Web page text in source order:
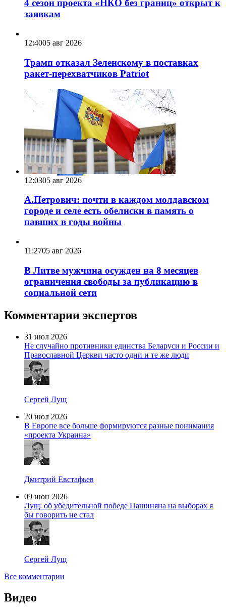
4 сезон проекта «НКО без границ» открыт к
заявкам
12:4005 авг 2026
Трамп отказал Зеленскому в поставках
ракет-перехватчиков Patriot
12:0305 авг 2026
А.Петрович: почти в каждом молдавском
городе и селе есть обелиски в память о
павших в годы войны
11:2705 авг 2026
В Литве мужчина осужден на 8 месяцев
ограничения свободы за публикацию в
социальной сети
Комментарии экспертов
31 июл 2026
Не случайно противники единства Беларуси и России и
Православной Церкви часто одни и те же люди
Сергей Лущ
20 июл 2026
В Европе все больше формируются разные понимания
«проекта Украина»
Дмитрий Евстафьев
09 июн 2026
Лущ: об убедительной победе Пашиняна на выборах я
бы говорить не стал
Сергей Лущ
Все комментарии
Видео